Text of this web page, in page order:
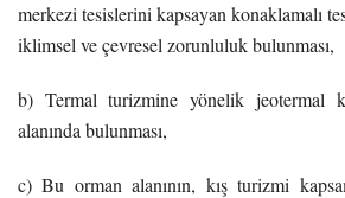
merkezi tesislerini kapsayan konaklamalı
iklimsel ve çevresel zorunluluk bulunması,
b) Termal turizmine yönelik jeotermal
alanında bulunması,
c) Bu orman alanının, kış turizmi